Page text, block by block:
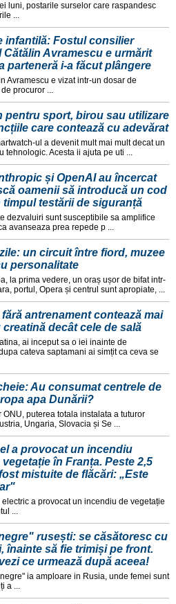
luni, postarile surselor care raspandesc
...
infantilă: Fostul consilier
Cătălin Avramescu e urmărit
parteneră i-a făcut plângere
Avramescu e vizat intr-un dosar de
procuror ...
pentru sport, birou sau utilizare
care contează cu adevărat
ul a devenit mult mai mult decat un
tehnologic. Acesta ii ajuta pe uti ...
și OpenAI au încercat
oamenii să introducă un cod
timpul testării de siguranță
dezvaluiri sunt susceptibile sa amplifice
avanseaza prea repede p ...
un circuit între fiord, muzee
personalitate
la prima vedere, un oraș ușor de bifat intr-
portul, Opera și centrul sunt apropiate, ...
fără antrenament contează mai
decât cele de sală
ai inceput sa o iei inainte de
cateva saptamani ai simțit ca ceva se
Au consumat centrele de
apa Dunării?
ONU, puterea totala instalata a tuturor
Ungaria, Slovacia și Se ...
a provocat un incendiu
în Franța. Peste 2,5
mistuite de flăcări: „Este
a provocat un incendiu de vegetație
...
rusești: se căsătoresc cu
înainte să fie trimiși pe front.
ce urmează după aceea!
ia amploare in Rusia, unde femei sunt
a ...